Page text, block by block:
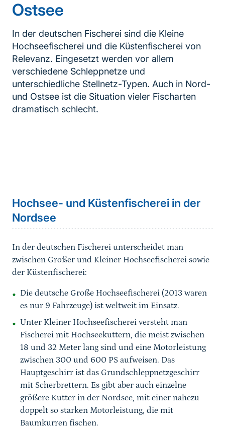
Ostsee
In der deutschen Fischerei sind die Kleine
Hochseefischerei und die Küstenfischerei von
Relevanz. Eingesetzt werden vor allem
verschiedene Schleppnetze und
unterschiedliche Stellnetz-Typen. Auch in Nord-
und Ostsee ist die Situation vieler Fischarten
dramatisch schlecht.
Hochsee- und Küstenfischerei in der
Nordsee
In der deutschen Fischerei unterscheidet man
zwischen Großer und Kleiner Hochseefischerei sowie
der Küstenfischerei:
Die deutsche Große Hochseefischerei (2013 waren
es nur 9 Fahrzeuge) ist weltweit im Einsatz.
Unter Kleiner Hochseefischerei versteht man
Fischerei mit Hochseekuttern, die meist zwischen
18 und 32 Meter lang sind und eine Motorleistung
zwischen 300 und 600 PS aufweisen. Das
Hauptgeschirr ist das Grundschleppnetzgeschirr
mit Scherbrettern. Es gibt aber auch einzelne
größere Kutter in der Nordsee, mit einer nahezu
doppelt so starken Motorleistung, die mit
Baumkurren fischen.